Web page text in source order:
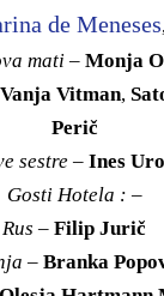
de Meneses,
mati – Monja
Vanja Vitman,
Perič
sestre – Ines
Gosti Hotela : –
Rus – Filip Jurič
– Branka